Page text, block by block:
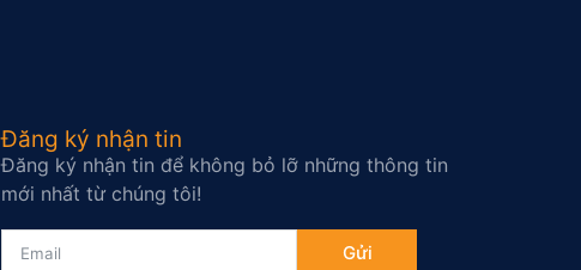
Đăng ký nhận tin
Đăng ký nhận tin để không bỏ lỡ những thông tin
mới nhất từ chúng tôi!
Gửi